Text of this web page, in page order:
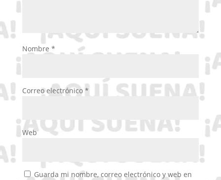
Nombre *
Correo electrónico *
Web
Guarda mi nombre, correo electrónico y web en